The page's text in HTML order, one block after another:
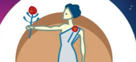
Sanook Choice